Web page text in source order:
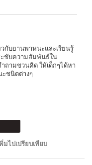
กับยานพาหนะและเรียนรู้
ะชับความสัมพันธ์ใน
ถามชวนคิด ให้เด็กๆได้หา
ชนิดต่างๆ
มไปเปรียบเทียบ